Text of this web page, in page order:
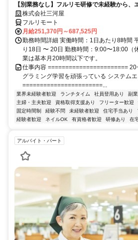
【別業務なし】フルリモ研修で未経験から、
株式会社三河屋
フルリモート
月給251,370円～687,525円
勤務時間詳細 実働時間：1日あたり8時間
り18日 〜 20日 勤務時間：9:00〜18:00
業は基本月20時間以下です。
仕事内容 =======================
グラミング学習を頑張っている システム
=======================...
業界未経験者歓迎 ランチタイム 社員登用あり
副
主婦・主夫歓迎
資格取得支援あり フリーター歓迎
固定時間制
経験不問 未経験者歓迎 住宅手当あり
経験者歓迎
ネイルOK 有資格者歓迎 研修あり 在
アルバイト・パート